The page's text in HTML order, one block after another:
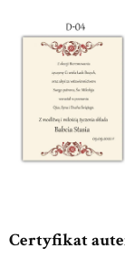
Certyfikat